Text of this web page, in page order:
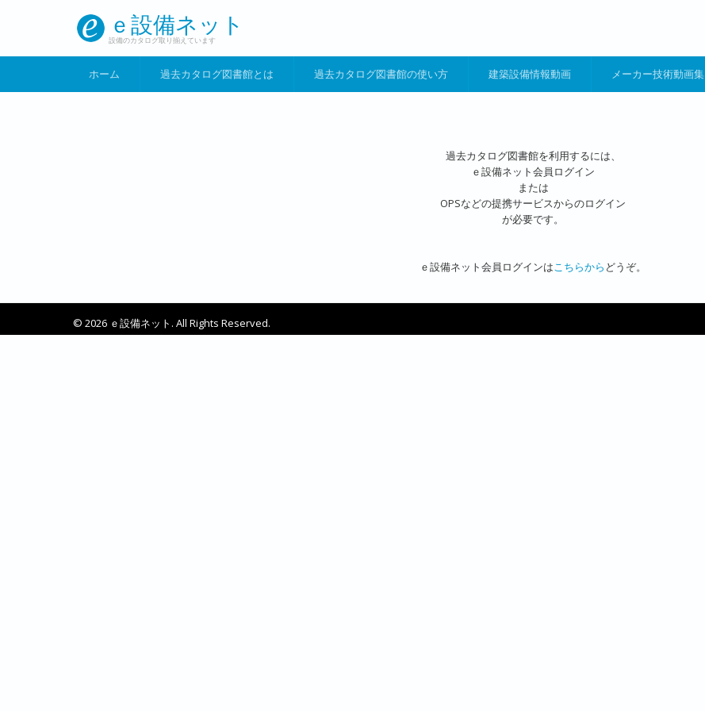
ｅ設備ネット
設備のカタログ取り揃えています
ホーム 過去カタログ図書館とは 過去カタログ図書館の使い方 建築設備情報動画 メーカー技術動画集
過去カタログ図書館を利用するには、
ｅ設備ネット会員ログイン
または
OPSなどの提携サービスからのログイン
が必要です。
ｅ設備ネット会員ログインはこちらから どうぞ。
© 2026 ｅ設備ネット. All Rights Reserved.